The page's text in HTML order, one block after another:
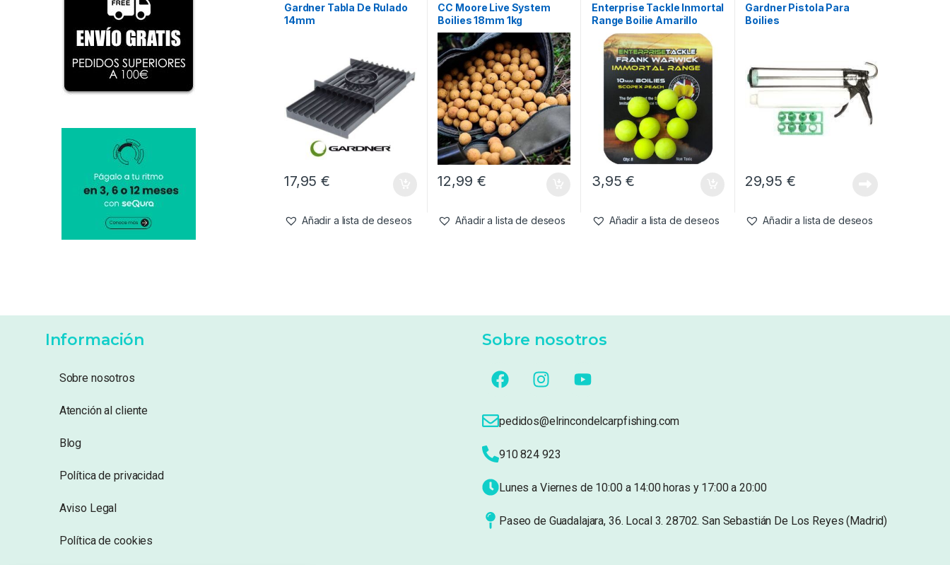
Gardner Tabla De Rulado
14mm
17,95€
Añadir a lista de deseos
CC Moore Live System
Boilies 18mm 1kg
12,99 €
Añadir a lista de deseos
Enterprise Tackle Inmortal
Range Boilie Amarillo
Sabor Scopex Peach
10mm
3,95€
Añadir a lista de deseos
Gardner Pistola Para
Boilies
29,95 €
Añadir a lista de deseos
Información
Sobre nosotros
Atención al cliente
Blog
Política de privacidad
Aviso Legal
Política de cookies
Sobre nosotros
pedidos@elrincondelcarpfishing.com
910 824 923
Lunes a Viernes de 10:00 a 14:00 horas y 17:00 a 20:00
Paseo de Guadalajara, 36. Local 3. 28702. San Sebastián De Los Reyes (Madrid)